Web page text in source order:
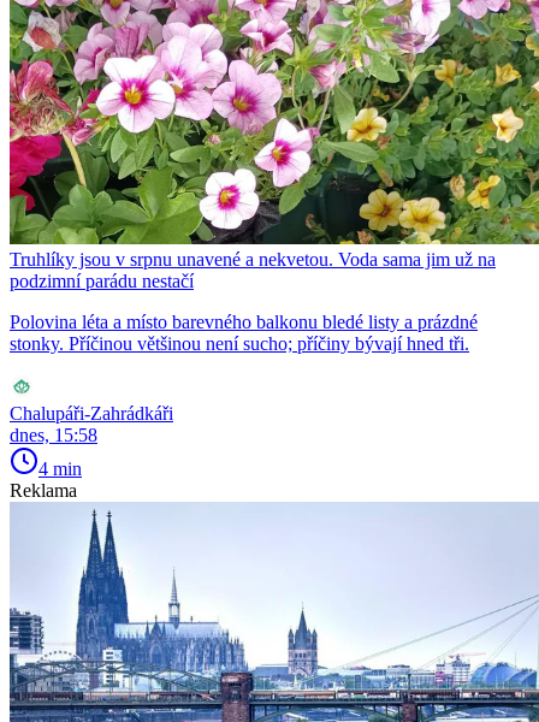
Truhlíky jsou v srpnu unavené a nekvetou. Voda sama jim už na
podzimní parádu nestačí
Polovina léta a místo barevného balkonu bledé listy a prázdné
stonky. Příčinou většinou není sucho; příčiny bývají hned tři.
Chalupáři-Zahrádkáři
dnes, 15:58
4 min
Reklama